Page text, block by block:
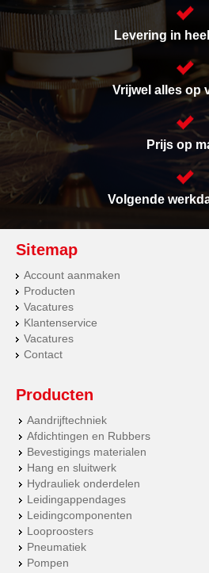
Levering in
Vrijwel alles op
Prijs op
Volgende
Sitemap
Account aanmaken
Producten
Vacatures
Klantenservice
Vacatures
Contact
Producten
Aandrijftechniek
Afdichtingen en Rubbers
Bevestigings materialen
Hang en sluitwerk
Hydrauliek onderdelen
Leidingappendages
Leidingcomponenten
Looproosters
Pneumatiek
Pompen